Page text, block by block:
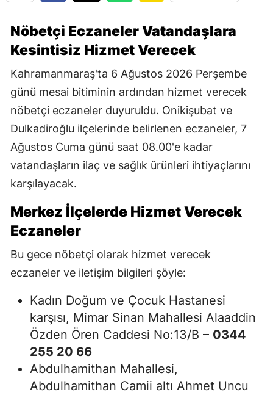
Nöbetçi Eczaneler Vatandaşlara
Kesintisiz Hizmet Verecek
Kahramanmaraş'ta 6 Ağustos 2026 Perşembe
günü mesai bitiminin ardından hizmet verecek
nöbetçi eczaneler duyuruldu. Onikişubat ve
Dulkadiroğlu ilçelerinde belirlenen eczaneler, 7
Ağustos Cuma günü saat 08.00'e kadar
vatandaşların ilaç ve sağlık ürünleri ihtiyaçlarını
karşılayacak.
Merkez İlçelerde Hizmet Verecek
Eczaneler
Bu gece nöbetçi olarak hizmet verecek
eczaneler ve iletişim bilgileri şöyle:
Kadın Doğum ve Çocuk Hastanesi
karşısı, Mimar Sinan Mahallesi Alaaddin
Özden Ören Caddesi No:13/B – 0344
255 20 66
Abdulhamithan Mahallesi,
Abdulhamithan Camii altı Ahmet Uncu